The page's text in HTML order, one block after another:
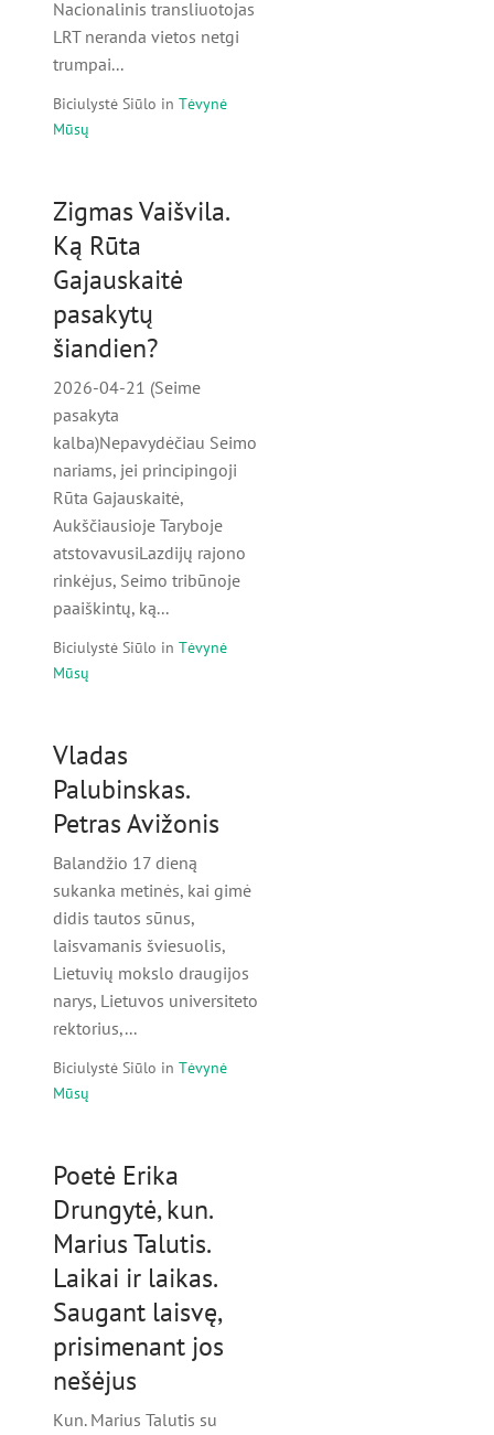
Nacionalinis transliuotojas
LRT neranda vietos netgi
trumpai...
Biciulystė Siūlo in Tėvynė
Mūsų
Zigmas Vaišvila.
Ką Rūta
Gajauskaitė
pasakytų
šiandien?
2026-04-21 (Seime
pasakyta
kalba)Nepavydėčiau Seimo
nariams, jei principingoji
Rūta Gajauskaitė,
Aukščiausioje Taryboje
atstovavusiLazdijų rajono
rinkėjus, Seimo tribūnoje
paaiškintų, ką...
Biciulystė Siūlo in Tėvynė
Mūsų
Vladas
Palubinskas.
Petras Avižonis
Balandžio 17 dieną
sukanka metinės, kai gimė
didis tautos sūnus,
laisvamanis šviesuolis,
Lietuvių mokslo draugijos
narys, Lietuvos universiteto
rektorius,...
Biciulystė Siūlo in Tėvynė
Mūsų
Poetė Erika
Drungytė, kun.
Marius Talutis.
Laikai ir laikas.
Saugant laisvę,
prisimenant jos
nešėjus
Kun. Marius Talutis su